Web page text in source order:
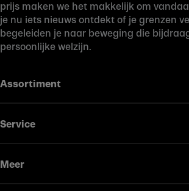
prijs maken we het makkelijk om
je nu iets nieuws ontdekt of je grenzen
begeleiden je naar beweging die
persoonlijke welzijn.
Assortiment
Service
Meer